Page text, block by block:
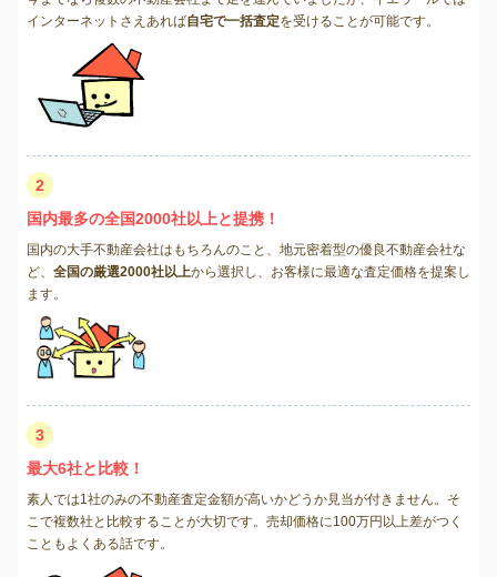
インターネットさえあれば自宅で一括査定を受けることが可能です。
2
国内最多の全国2000社以上と提携！
国内の大手不動産会社はもちろんのこと、地元密着型の優良不動産会社な
ど、 全国の厳選2000社以上から選択し、お客様に最適な査定価格を提案し
ます。
3
最大6社と比較！
素人では1社のみの不動産査定金額が高いかどうか見当が付きません。そ
こで複数社と比較することが大切です。売却価格に100万円以上差がつく
こともよくある話です。